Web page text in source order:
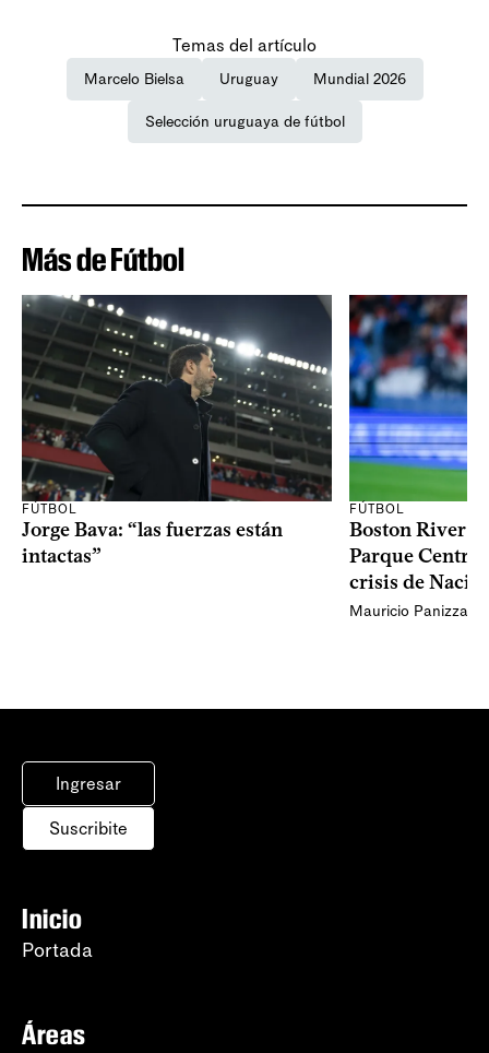
Temas del artículo
Marcelo Bielsa Uruguay Mundial 2026
Selección uruguaya de fútbol
Más de Fútbol
FÚTBOL
Jorge Bava: “las fuerzas están
intactas”
FÚTBOL
Boston River
Parque
crisis de
Mauricio Panizza
Ingresar
Suscribite
Inicio
Portada
Áreas